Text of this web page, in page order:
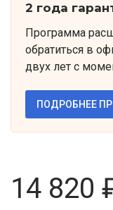
2 года
Программа
обратиться в
двух лет с
ПОДРОБНЕЕ
14 820